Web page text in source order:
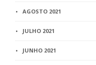
AGOSTO 2021
JULHO 2021
JUNHO 2021